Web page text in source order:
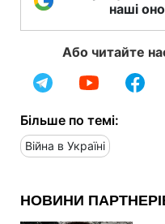
наші
Або читайте
Більше по темі:
Війна в Україні